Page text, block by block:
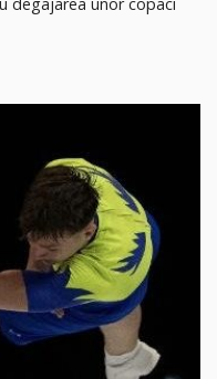
degajarea unor copaci